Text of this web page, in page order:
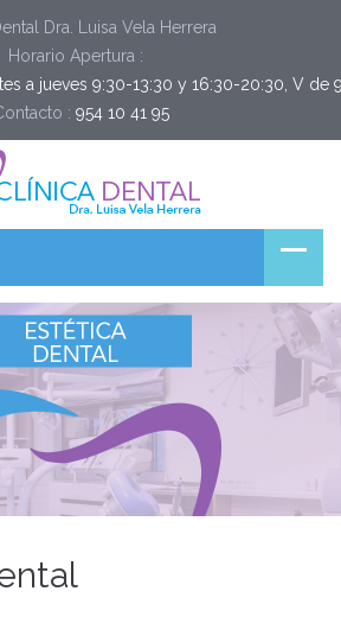
Dra. Luisa Vela Herrera
Horario Apertura :
a jueves 9:30-13:30 y 16:30-20:30, V de
: 954 10 41 95